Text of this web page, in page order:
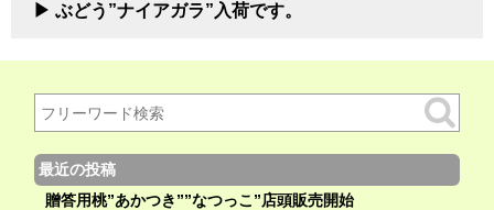
ぶどう”ナイアガラ”入荷です。
最近の投稿
贈答用桃”あかつき””なつっこ”店頭販売開始